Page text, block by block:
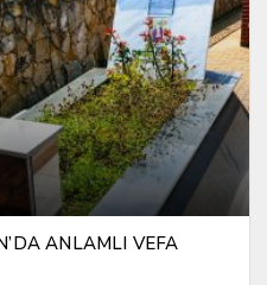
ANLAMLI VEFA